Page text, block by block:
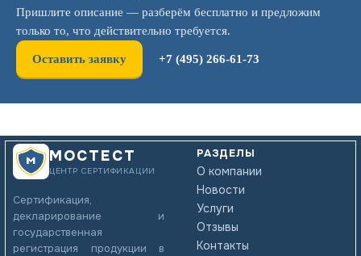
Пришлите описание — разберём бесплатно и предложим
только то, что действительно требуется.
Оставить заявку +7 (495) 266-61-73
МОСТЕСТ
ЦЕНТР СЕРТИФИКАЦИИ
Сертификация,
декларирование и
государственная
регистрация продукции в
РАЗДЕЛЫ
О компании
Новости
Услуги
Отзывы
Контакты